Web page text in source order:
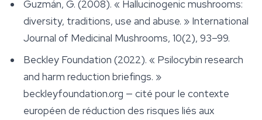
Guzmán, G. (2008). « Hallucinogenic mushrooms:
diversity, traditions, use and abuse. » International
Journal of Medicinal Mushrooms, 10(2), 93–99.
Beckley Foundation (2022). « Psilocybin research
and harm reduction briefings. »
beckleyfoundation.org — cité pour le contexte
européen de réduction des risques liés aux